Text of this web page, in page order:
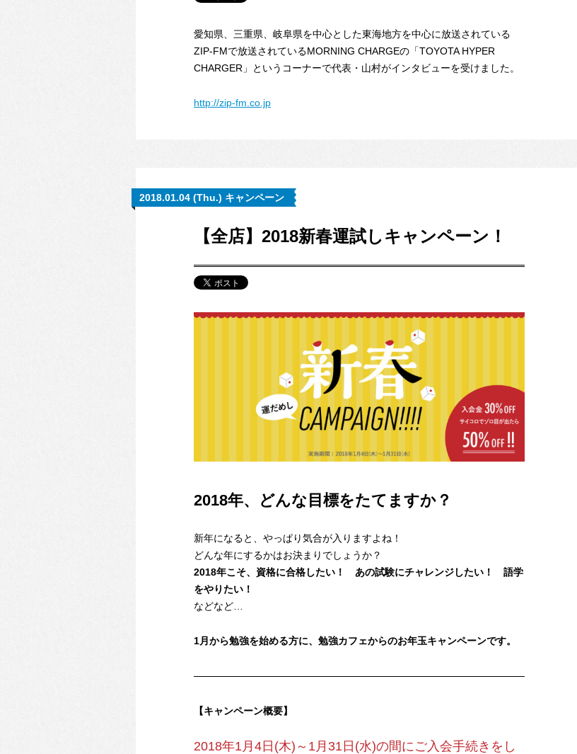
愛知県、三重県、岐阜県を中心とした東海地方を中心に放送されている
ZIP-FMで放送されているMORNING CHARGEの「TOYOTA HYPER
CHARGER」というコーナーで代表・山村がインタビューを受けました。
http://zip-fm.co.jp
2018.01.04 (Thu.) キャンペーン
【全店】2018新春運試しキャンペーン！
2018年、どんな目標をたてますか？
新年になると、やっぱり気合が入りますよね！
どんな年にするかはお決まりでしょうか？
2018年こそ、資格に合格したい！ あの試験にチャレンジしたい！ 語学
をやりたい！
などなど…
1月から勉強を始める方に、勉強カフェからのお年玉キャンペーンです。
【キャンペーン概要】
2018年1月4日(木)～1月31日(水)の間にご入会手続きをし